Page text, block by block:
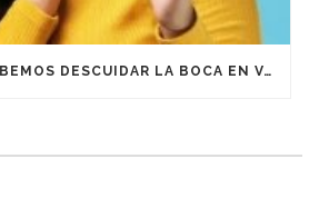
¿POR QUÉ NO DEBEMOS DESCUIDAR LA BOCA EN VACACIONES?